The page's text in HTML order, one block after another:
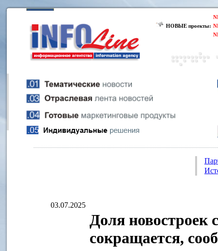
НОВЫЕ проекты:
03.07.2025
Доля новостроек
сокращается,